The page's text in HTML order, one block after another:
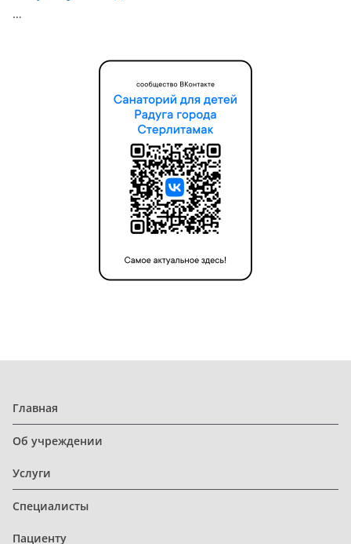
…
Главная
Об учреждении
Услуги
Специалисты
Пациенту